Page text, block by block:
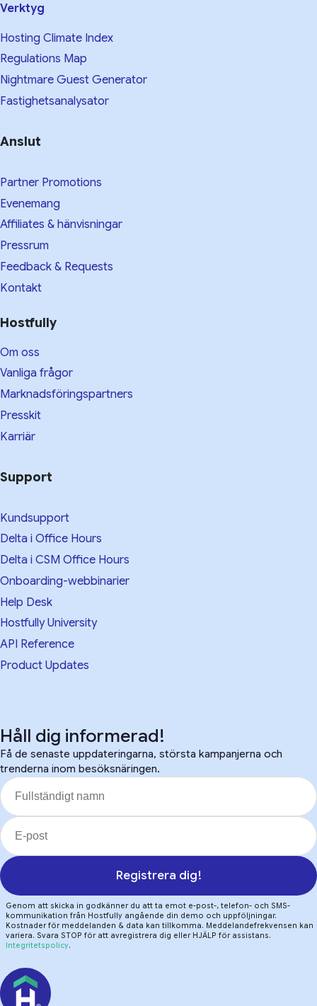
Verktyg
Hosting Climate Index
Regulations Map
Nightmare Guest Generator
Fastighetsanalysator
Anslut
Partner Promotions
Evenemang
Affiliates & hänvisningar
Pressrum
Feedback & Requests
Kontakt
Hostfully
Om oss
Vanliga frågor
Marknadsföringspartners
Presskit
Karriär
Support
Kundsupport
Delta i Office Hours
Delta i CSM Office Hours
Onboarding-webbinarier
Help Desk
Hostfully University
API Reference
Product Updates
Håll dig informerad!
Få de senaste uppdateringarna, största kampanjerna och
trenderna inom besöksnäringen.
Registrera dig!
Genom att skicka in godkänner du att ta emot e-post-, telefon- och SMS-
kommunikation från Hostfully angående din demo och uppföljningar.
Kostnader för meddelanden & data kan tillkomma. Meddelandefrekvensen kan
variera. Svara STOP för att avregistrera dig eller HJÄLP för assistans.
Integritetspolicy.